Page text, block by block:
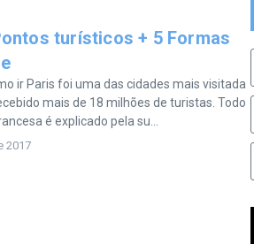
turísticos + 5 Formas
ir Paris foi uma das cidades mais visitada
mais de 18 milhões de turistas. Todo
é explicado pela su...
2017